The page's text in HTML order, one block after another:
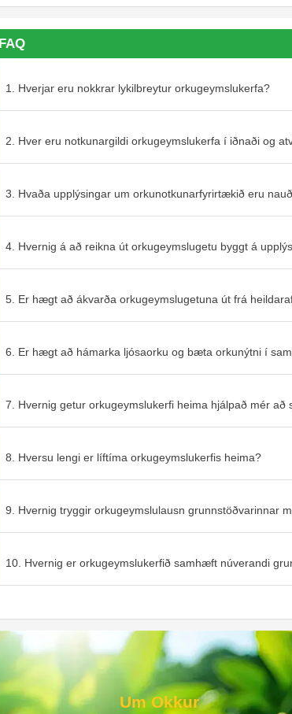
FAQ
1. Hverjar eru nokkrar lykilbreytur orkugeymslukerfa?
2. Hver eru notkunargildi orkugeymslukerfa í iðnaði og
3. Hvaða upplýsingar um orkunotkunarfyrirtækið eru
4. Hvernig á að reikna út orkugeymslugetu byggt á
5. Er hægt að ákvarða orkugeymslugetuna út frá
6. Er hægt að hámarka ljósaorku og bæta orkunýtni í
7. Hvernig getur orkugeymslukerfi heima hjálpað mér að
8. Hversu lengi er líftíma orkugeymslukerfis heima?
9. Hvernig tryggir orkugeymslulausn grunnstöðvarinnar
10. Hvernig er orkugeymslukerfið samhæft núverandi
Um Okkur